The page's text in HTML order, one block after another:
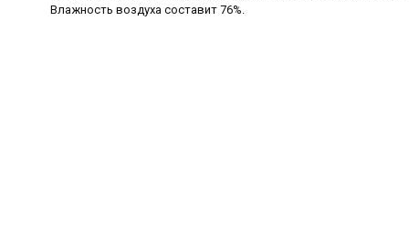
Влажность воздуха составит 76%.